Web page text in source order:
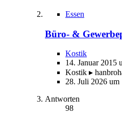
Essen
Büro- &
Kostik
14. Januar 2015
Kostik ▸
28. Juli 2026 um
Antworten
98